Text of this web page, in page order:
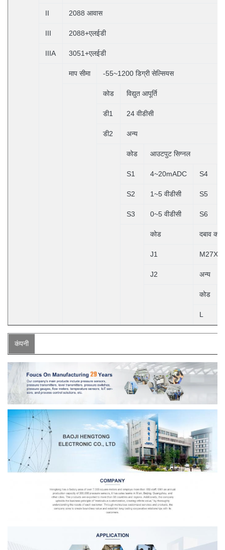
II 2088 आवास
III 2088+एलईडी
IIIA 3051+एलईडी
माप सीमा -55~1200 डिग्री सेल्सियस
कोड विद्युत आपूर्ति
डी1 24 वीडीसी
डी2 अन्य
कोड आउटपुट सिग्नल
S1 4~20mADC S4
S2 1~5 वीडीसी S5
S3 0~5 वीडीसी S6
कोड दबाव
J1 M27X2
J2 अन्य
कोड
L
कंपनी